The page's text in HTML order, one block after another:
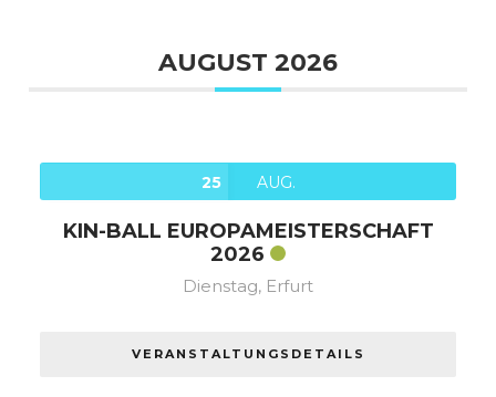
AUGUST 2026
25 AUG.
KIN-BALL EUROPAMEISTERSCHAFT
2026
Dienstag, Erfurt
VERANSTALTUNGSDETAILS